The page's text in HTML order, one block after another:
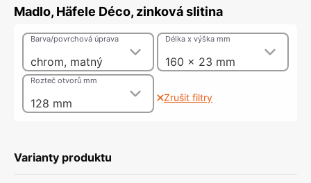
Madlo, Häfele Déco, zinková slitina
chrom, matný
Barva/povrchová úprava
160 x 23 mm
Délka x výška mm
128 mm
Rozteč otvorů mm
Zrušit filtry
Varianty produktu